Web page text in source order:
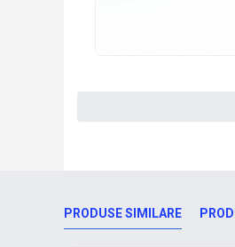
PRODUSE SIMILARE